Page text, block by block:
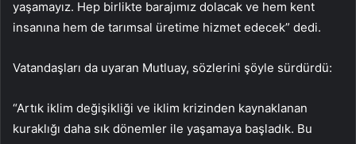
yaşamayız. Hep birlikte barajımız dolacak ve hem kent
insanına hem de tarımsal üretime hizmet edecek” dedi.
Vatandaşları da uyaran Mutluay, sözlerini şöyle sürdürdü:
“Artık iklim değişikliği ve iklim krizinden kaynaklanan
kuraklığı daha sık dönemler ile yaşamaya başladık. Bu